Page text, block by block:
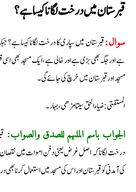
قبرستان میں درخت لگانا کیسا ہے؟
سوال:قبرستان میں سپاری کا درخت لگانا کیسا ہے؟
ہے اور جگہ بھی بڑی ہے اور خالی ہے، ایک مسجد بھی
مسجد اور قبرستان میں خرچ کی جائے گی۔
المستفتی: ضیاء الحق سیتامڑھی، بہار۔
الجواب باسم الملہم للصدق والصواب:
درخت لگانا کہ اصل غرض یعنی دفن اموات میں
کی آمدنی کو قبرستان اور اس کی مسجد میں استعمال کرنا